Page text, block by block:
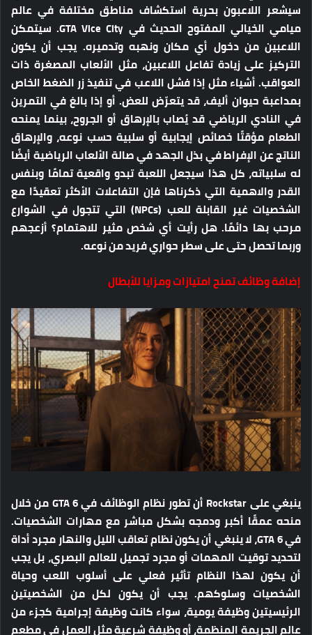
سيشعر اللاعبون بحرية استكشاف مناطق مختلفة في عالم
ميامي الخيالي المفتوح الحديث في GTA Vice City. سيتمكن
اللاعبين من دخول أي مكان ونهبه وتدميره. يجب أن يكون
التركيز على زيادة تفاعل اللاعبين، مثل الألعاب المصغرة ذات
العواقب. أشياء مثل إذا فشل اللاعب في تنفيذ زر الضغط الخاص
بمداعبة حيوان أليف، قد يتعرّض للعض. أو إذا بالغ في التمرين
في النادي الرياضي قد يُصاب بالإرهاق أو الجروح، بينما يمنحه
الطعام مؤقتًا خصائص إيجابية أو سلبية حسب نوعه، والإرهاق
الناتج عن الإفراط في بذل الجهد في صالة الألعاب الرياضية أيضًا
له سلبياته، كل هذا سيجعل اللعبة تبدو واقعية تمامًا وبنفس
القدر والاهمية التي ذكرناها فإن التفاعلات الأكثر تعقيدًا مع
الشخصيات غير القابلة للعب (NPCs) التي تتجول في الشوارع
مرحب بها دائمًا. هل رأيت أي شخص مثير للاهتمام؟ أزعجهم
وربما تحصل حتى على سطر حواري فريد من نوعه.
إضافة وظائف تمنح امتيازات ومزايا للأبطال
ينبغي على Rockstar أن تطور نظام الوظائف في GTA 6 من خلال
منحه عمقًا أكبر ودمجه بشكل مباشر مع مهارات الشخصيات.
في GTA 6، لا ينبغي أن يكون نظام تعاقب الليل والنهار مجرد أداة
لتحديد توقيت المهمات أو مجرد تجميل للعالم البصري، بل يجب
أن يكون لهذا النظام تأثير فعلي على أسلوب اللعب وحياة
الشخصيات وسلوكهم. يجب أن يكون لكل من الشخصيتين
الرئيسيتين وظيفة يومية، سواء كانت وظيفة إجرامية كجزء من
عالم الجريمة المنظمة، أو وظيفة شرعية مثل العمل في مطعم